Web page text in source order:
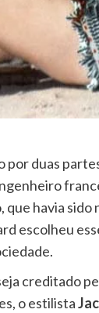
por duas
que havia
escolheu
creditado
o estilista